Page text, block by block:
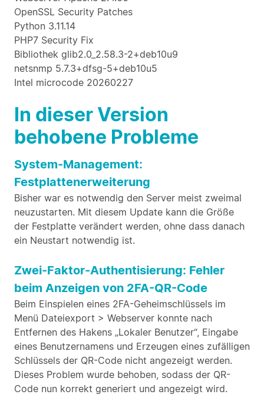
OpenSSL Security Patches
Python 3.11.14
PHP7 Security Fix
Bibliothek glib2.0_2.58.3-2+deb10u9
netsnmp 5.7.3+dfsg-5+deb10u5
Intel microcode 20260227
In dieser Version
behobene Probleme
System-Management:
Festplattenerweiterung
Bisher war es notwendig den Server meist zweimal
neuzustarten. Mit diesem Update kann die Größe
der Festplatte verändert werden, ohne dass danach
ein Neustart notwendig ist.
Zwei-Faktor-Authentisierung: Fehler
beim Anzeigen von 2FA-QR-Code
Beim Einspielen eines 2FA-Geheimschlüssels im
Menü Dateiexport > Webserver konnte nach
Entfernen des Hakens „Lokaler Benutzer“, Eingabe
eines Benutzernamens und Erzeugen eines zufälligen
Schlüssels der QR-Code nicht angezeigt werden.
Dieses Problem wurde behoben, sodass der QR-
Code nun korrekt generiert und angezeigt wird.